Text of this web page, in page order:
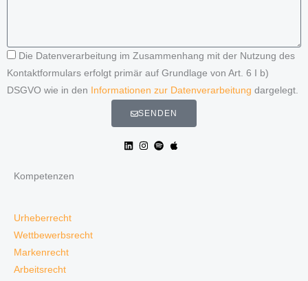
Die Datenverarbeitung im Zusammenhang mit der Nutzung des
Kontaktformulars erfolgt primär auf Grundlage von Art. 6 I b)
DSGVO wie in den
Informationen zur Datenverarbeitung dargelegt.
SENDEN
Kompetenzen
Urheberrecht
Wettbewerbsrecht
Markenrecht
Arbeitsrecht